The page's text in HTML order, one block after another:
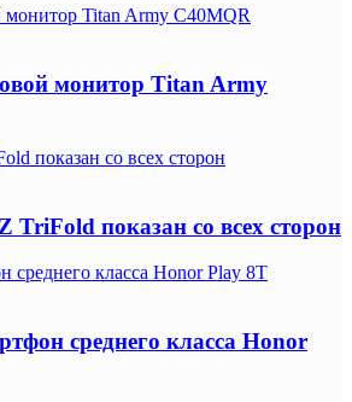
монитор Titan Army C40MQR
монитор Titan Army
показан со всех сторон
TriFold показан со всех сторон
среднего класса Honor Play 8T
среднего класса Honor